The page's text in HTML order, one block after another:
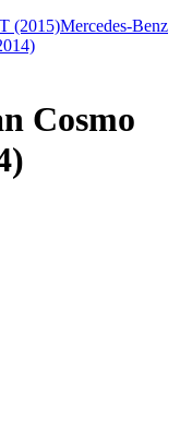
(2015)Mercedes-Benz
Cosmo